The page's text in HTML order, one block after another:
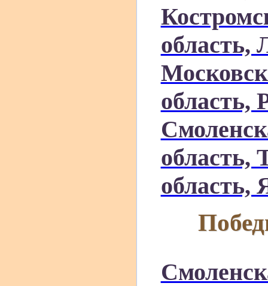
область,
область,
область,
область,